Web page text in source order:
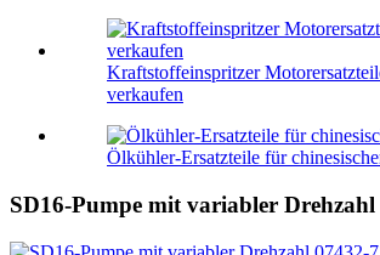
Kraftstoffeinspritzer
verkaufen
Ölkühler-Ersatzteile für
SD16-Pumpe mit variabler Drehzahl